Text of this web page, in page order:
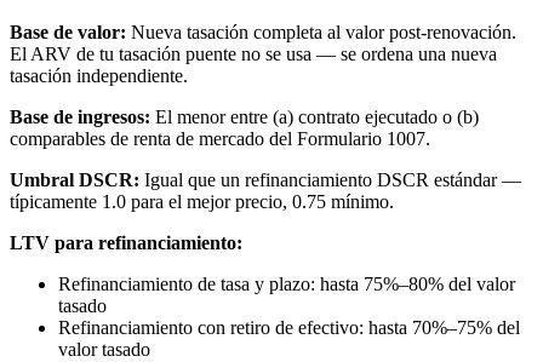
Base de valor: Nueva tasación completa al valor post-renovación.
El ARV de tu tasación puente no se usa — se ordena una nueva
tasación independiente.
Base de ingresos: El menor entre (a) contrato ejecutado o (b)
comparables de renta de mercado del Formulario 1007.
Umbral DSCR: Igual que un refinanciamiento DSCR estándar —
típicamente 1.0 para el mejor precio, 0.75 mínimo.
LTV para refinanciamiento:
Refinanciamiento de tasa y plazo: hasta 75%–80% del valor
tasado
Refinanciamiento con retiro de efectivo: hasta 70%–75% del
valor tasado